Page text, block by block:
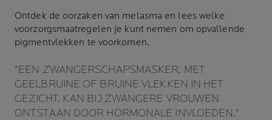
Ontdek de oorzaken van melasma en lees welke
voorzorgsmaatregelen je kunt nemen om opvallende
pigmentvlekken te voorkomen.
"EEN ZWANGERSCHAPSMASKER, MET
GEELBRUINE OF BRUINE VLEKKEN IN HET
GEZICHT, KAN BIJ ZWANGERE VROUWEN
ONTSTAAN DOOR HORMONALE INVLOEDEN."